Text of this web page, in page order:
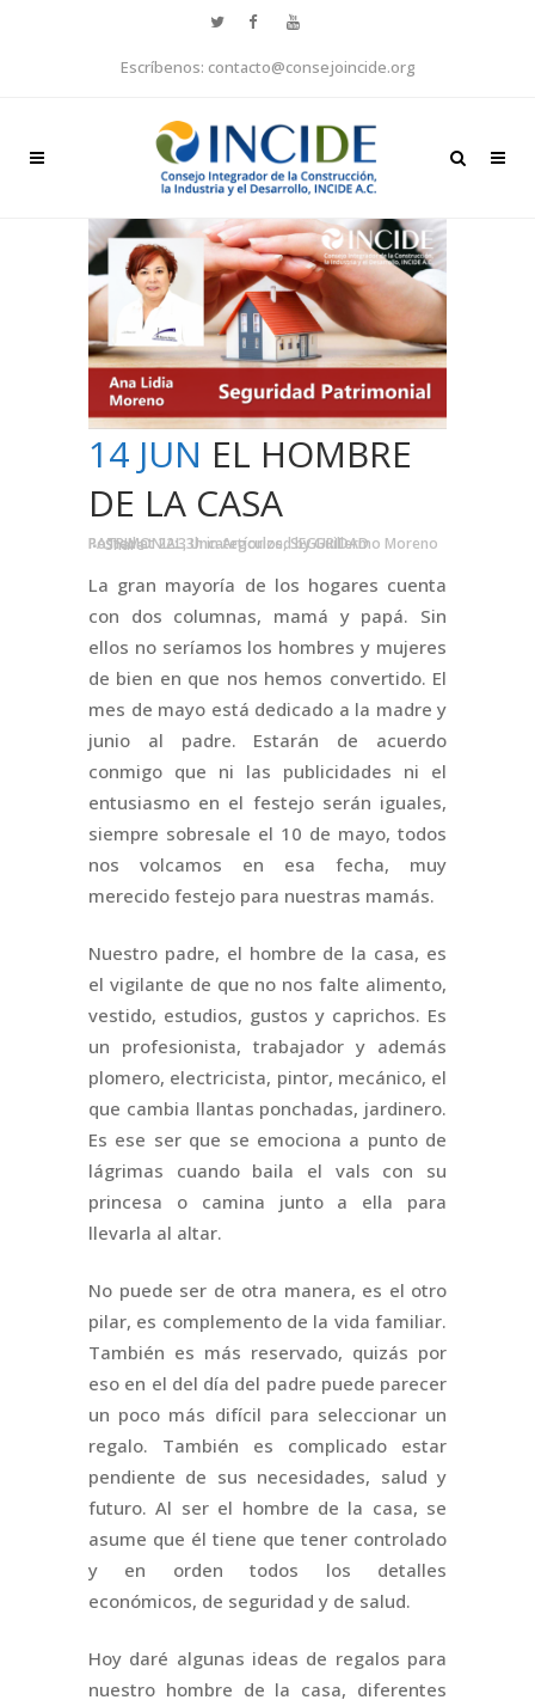
Escríbenos: contacto@consejoincide.org
14 JUN EL HOMBRE
DE LA CASA
Posted at 22:33hinArtículos,
SEGURIDAD PATRIMONIAL,Uncategorized byGuillermo Moreno
Share
La gran mayoría de los hogares cuenta
con dos columnas, mamá y papá. Sin
ellos no seríamos los hombres y mujeres
de bien en que nos hemos convertido. El
mes de mayo está dedicado a la madre y
junio al padre. Estarán de acuerdo
conmigo que ni las publicidades ni el
entusiasmo en el festejo serán iguales,
siempre sobresale el 10 de mayo, todos
nos volcamos en esa fecha, muy
merecido festejo para nuestras mamás.
Nuestro padre, el hombre de la casa, es
el vigilante de que no nos falte alimento,
vestido, estudios, gustos y caprichos. Es
un profesionista, trabajador y además
plomero, electricista, pintor, mecánico, el
que cambia llantas ponchadas, jardinero.
Es ese ser que se emociona a punto de
lágrimas cuando baila el vals con su
princesa o camina junto a ella para
llevarla al altar.
No puede ser de otra manera, es el otro
pilar, es complemento de la vida familiar.
También es más reservado, quizás por
eso en el del día del padre puede parecer
un poco más difícil para seleccionar un
regalo. También es complicado estar
pendiente de sus necesidades, salud y
futuro. Al ser el hombre de la casa, se
asume que él tiene que tener controlado
y en orden todos los detalles
económicos, de seguridad y de salud.
Hoy daré algunas ideas de regalos para
nuestro hombre de la casa, diferentes